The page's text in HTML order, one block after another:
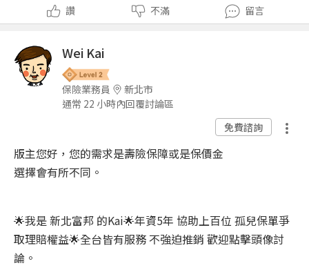
讚 不滿 留言
Wei Kai
保險業務員
新北市
通常 22 小時內回覆討論區
免費諮詢
版主您好，您的需求是壽險保障或是保價金
選擇會有所不同。
🌟我是 新北富邦 的Kai🌟年資5年 協助上百位 孤兒保單爭
取理賠權益🌟全台皆有服務 不強迫推銷 歡迎點擊頭像討
論。